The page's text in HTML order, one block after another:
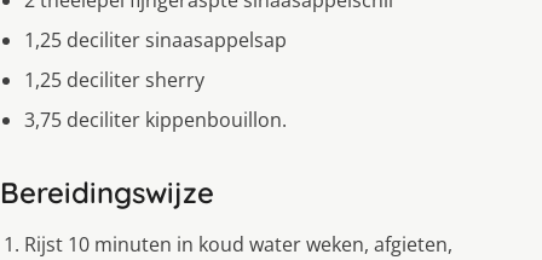
1,25 deciliter sinaasappelsap
1,25 deciliter sherry
3,75 deciliter kippenbouillon.
Bereidingswijze
Rijst 10 minuten in koud water weken, afgieten,